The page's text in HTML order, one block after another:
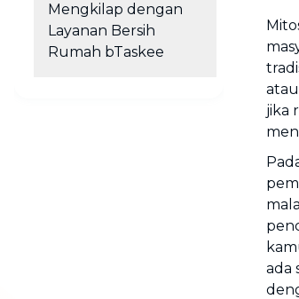
Mengkilap dengan
Layanan Bersih
Rumah bTaskee
jika
ada